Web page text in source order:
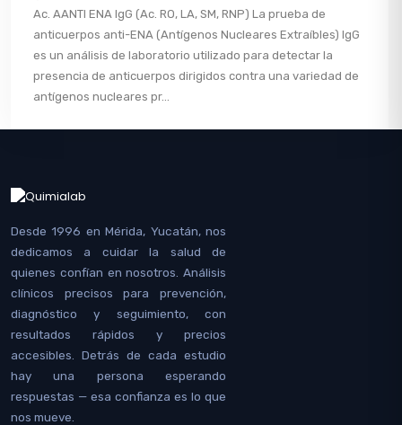
Ac. AANTI ENA IgG (Ac. RO, LA, SM, RNP) La prueba de
anticuerpos anti-ENA (Antígenos Nucleares Extraíbles) IgG
es un análisis de laboratorio utilizado para detectar la
presencia de anticuerpos dirigidos contra una variedad de
antígenos nucleares pr...
Desde 1996 en Mérida, Yucatán, nos
dedicamos a cuidar la salud de
quienes confían en nosotros. Análisis
clínicos precisos para prevención,
diagnóstico y seguimiento, con
resultados rápidos y precios
accesibles. Detrás de cada estudio
hay una persona esperando
respuestas — esa confianza es lo que
nos mueve.